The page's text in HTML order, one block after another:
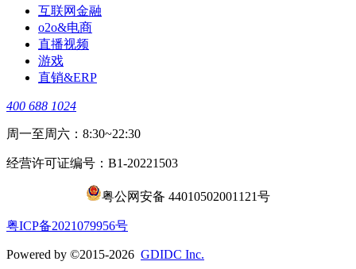
互联网金融
o2o&电商
直播视频
游戏
直销&ERP
400 688 1024
周一至周六：8:30~22:30
经营许可证编号：B1-20221503
粤公网安备 44010502001121号
​粤ICP备2021079956号
Powered by ©2015-2026 GDIDC Inc.